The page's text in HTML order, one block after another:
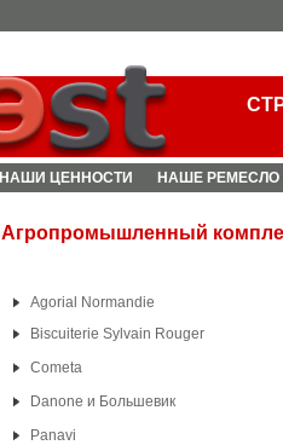
НАШИ ЦЕННОСТИ НАШЕ РЕМЕСЛО
Агропромышленный
Agorial Normandie
Biscuiterie Sylvain Rouger
Cometa
Danone и Большевик
Panavi